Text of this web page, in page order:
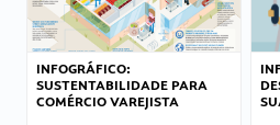
INFOGRÁFICO:
SUSTENTABILIDADE PARA
COMÉRCIO VAREJISTA